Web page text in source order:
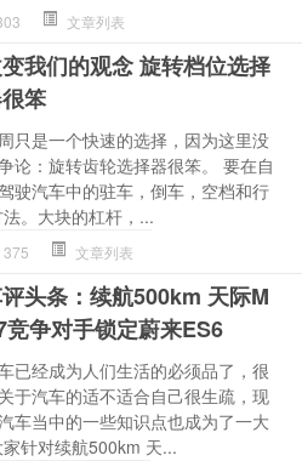
文章列表
我们的观念 旋转档位选择
笨
只是一个快速的选择，因为这里没
论：旋转齿轮选择器很笨。 要在自
驶汽车中的驻车，倒车，空档和行
。大块的杠杆，...
375 文章列表
头条：续航500km 天际M
竞争对手锁定蔚来ES6
已经成为人们生活的必须品了，很
于汽车的适不适合自己很生疏，现
车当中的一些知识点也成为了一大
针对续航500km 天...